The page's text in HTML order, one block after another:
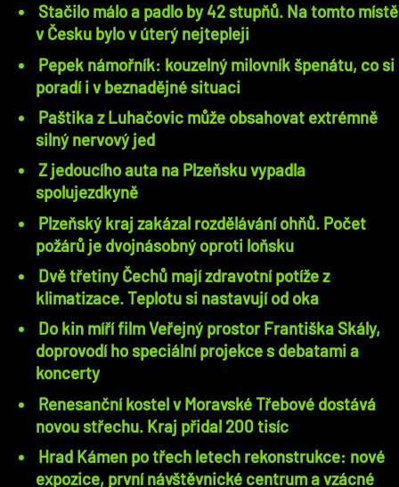
Stačilo málo a padlo by 42 stupňů. Na tomto místě
v Česku bylo v úterý nejtepleji
Pepek námořník: kouzelný milovník špenátu, co si
poradí i v beznadějné situaci
Paštika z Luhačovic může obsahovat extrémně
silný nervový jed
Z jedoucího auta na Plzeňsku vypadla
spolujezdkyně
Plzeňský kraj zakázal rozdělávání ohňů. Počet
požárů je dvojnásobný oproti loňsku
Dvě třetiny Čechů mají zdravotní potíže z
klimatizace. Teplotu si nastavují od oka
Do kin míří film Veřejný prostor Františka Skály,
doprovodí ho speciální projekce s debatami a
koncerty
Renesanční kostel v Moravské Třebové dostává
novou střechu. Kraj přidal 200 tisíc
Hrad Kámen po třech letech rekonstrukce: nové
expozice, první návštěvnické centrum a vzácné